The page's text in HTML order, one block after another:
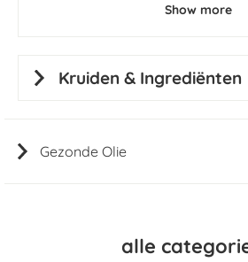
alle
Gezonde Olie
Show more
Kruiden & Ingrediënten